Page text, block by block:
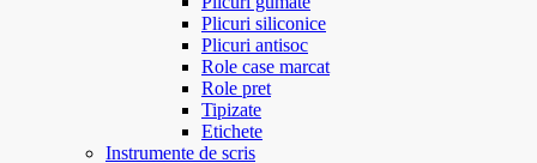
Plicuri siliconice
Plicuri antisoc
Role case marcat
Role pret
Tipizate
Etichete
Instrumente de scris